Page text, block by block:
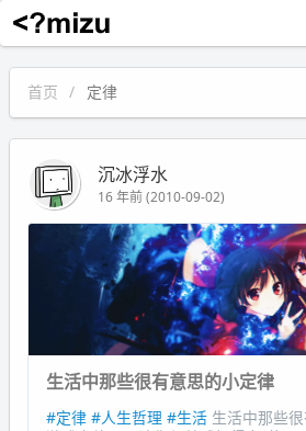
沉冰浮水
首页 定律
沉冰浮水
16 年前 (2010-09-02)
生活中那些很有意思的小定律
#定律 #人生哲理 #生活 生活中那些很